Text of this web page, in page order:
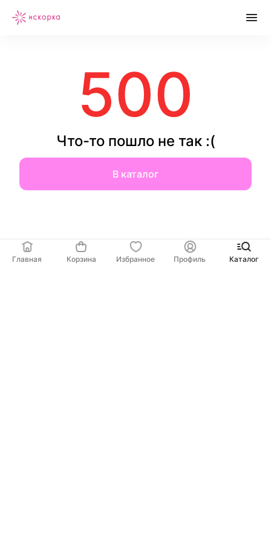
500
Что-то пошло не так :(
В каталог
Главная Корзина Избранное Профиль Каталог